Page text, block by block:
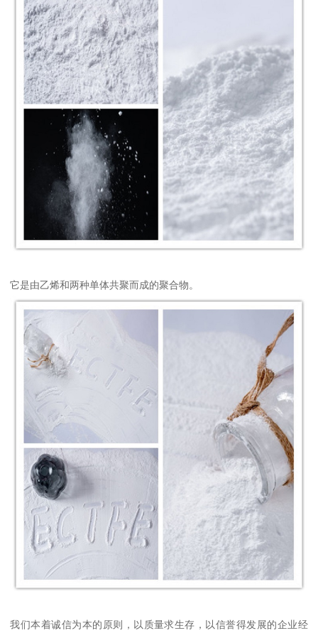
它是由乙烯和两种单体共聚而成的聚合物。
我们本着诚信为本的原则，以质量求生存，以信誉得发展的企业经